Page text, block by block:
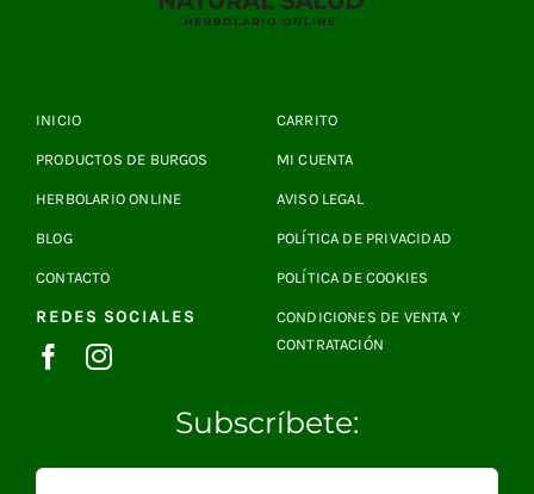
INICIO
PRODUCTOS DE BURGOS
HERBOLARIO ONLINE
BLOG
CONTACTO
REDES SOCIALES
CARRITO
MI CUENTA
AVISO LEGAL
POLÍTICA DE PRIVACIDAD
POLÍTICA DE COOKIES
CONDICIONES DE VENTA Y
CONTRATACIÓN
Subscríbete: